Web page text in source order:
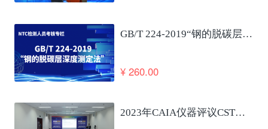
GB/T 224-2019“钢的脱碳层深度测定法”笔试考核
¥ 260.00
2023年CAIA仪器评议CSTM仪器使役性能合格评定发布会